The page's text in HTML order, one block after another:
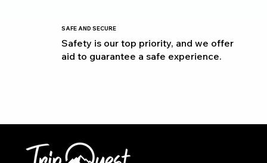
SAFE AND SECURE
Safety is our top priority, and we offer
aid to guarantee a safe experience.